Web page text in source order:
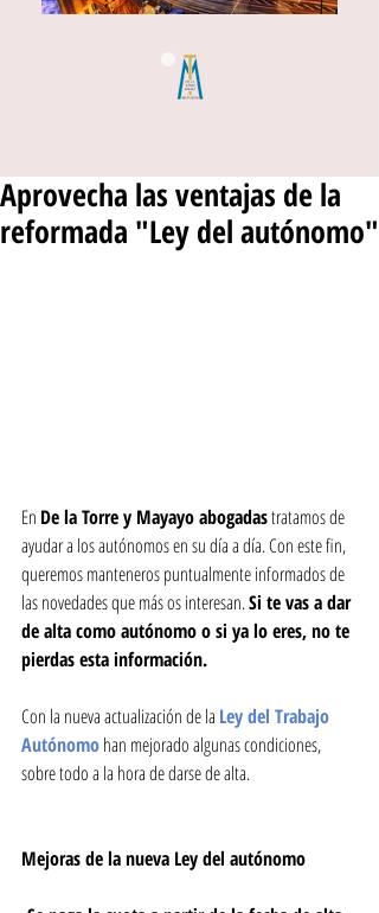
Aprovecha las ventajas de la
reformada "Ley del autónomo"
En De la Torre y Mayayo abogadas tratamos de
ayudar a los autónomos en su día a día. Con este fin,
queremos manteneros puntualmente informados de
las novedades que más os interesan. Si te vas a dar
de alta como autónomo o si ya lo eres, no te
pierdas esta información.
Con la nueva actualización de la Ley del Trabajo
Autónomo han mejorado algunas condiciones,
sobre todo a la hora de darse de alta.
Mejoras de la nueva Ley del autónomo